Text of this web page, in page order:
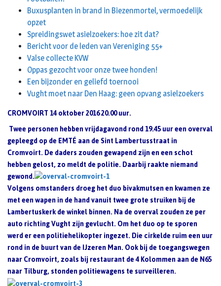
Buxusplanten in brand in Biezenmortel, vermoedelijk
opzet
Spreidingswet asielzoekers: hoe zit dat?
Bericht voor de leden van Vereniging 55+
Valse collecte KVW
Oppas gezocht voor onze twee honden!
Een bijzonder en geliefd toernooi
Vught moet naar Den Haag: geen opvang asielzoekers
CROMVOIRT 14 oktober 2016 20.00 uur.
Twee personen hebben vrijdagavond rond 19.45 uur een overval
gepleegd op de EMTÉ aan de Sint Lambertusstraat in
Cromvoirt. De daders zouden gewapend zijn en een schot
hebben gelost, zo meldt de politie. Daarbij raakte niemand
gewond.
Volgens omstanders droeg het duo bivakmutsen en kwamen ze
met een wapen in de hand vanuit twee grote struiken bij de
Lambertuskerk de winkel binnen. Na de overval zouden ze per
auto richting Vught zijn gevlucht. Om het duo op te sporen
werd er een politiehelikopter ingezet. Die cirkelde ruim een uur
rond in de buurt van de IJzeren Man. Ook bij de toegangswegen
naar Cromvoirt, zoals bij restaurant de 4 Kolommen aan de N65
naar Tilburg, stonden politiewagens te surveilleren.